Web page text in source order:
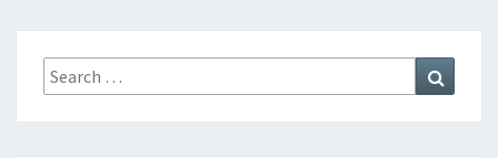
Search
for: